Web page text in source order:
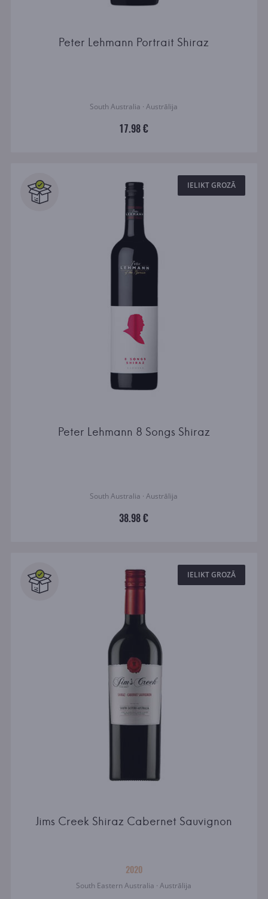
Peter Lehmann Portrait Shiraz
South Australia · Austrālija
17.98 €
IELIKT GROZĀ
Peter Lehmann 8 Songs Shiraz
South Australia · Austrālija
38.98 €
IELIKT GROZĀ
Jims Creek Shiraz Cabernet Sauvignon
2020
South Eastern Australia · Austrālija